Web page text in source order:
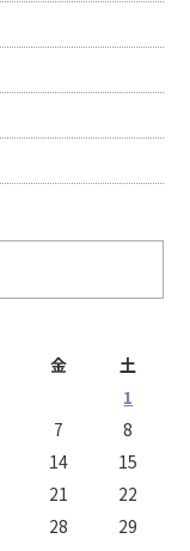
金
土
1
7
8
14
15
21
22
28
29